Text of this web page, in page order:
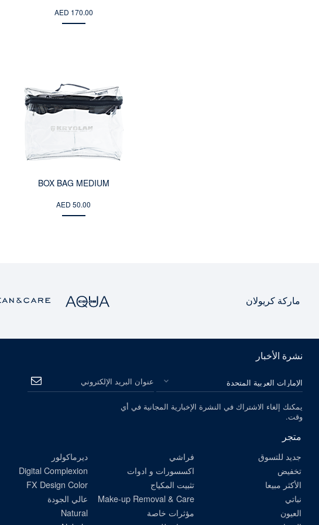
AED 170.00
BOX BAG MEDIUM
AED 50.00
ماركة كريولان
نشرة الأخبار
الرجاء اختيار بلدك
عنوان البريد الإلكتروني
الاشتراك
يمكنك إلغاء الاشتراك في النشرة الإخبارية المجانية في أي
وقت.
متجر
جديد للتسوق
تخفيض
الأكثر مبيعا
نباتي
العيون
فراشي
اكسسورات و ادوات
تثبيت المكياج
Make-up Removal & Care
مؤثرات خاصة
ديرماكولور
Digital Complexion
FX Design Color
عالي الجودة
Natural